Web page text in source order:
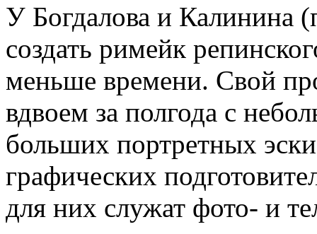
У Богдалова и Калинина
создать римейк
меньше времени. Свой
вдвоем за полгода с
больших портретных
графических
для них служат фото- и